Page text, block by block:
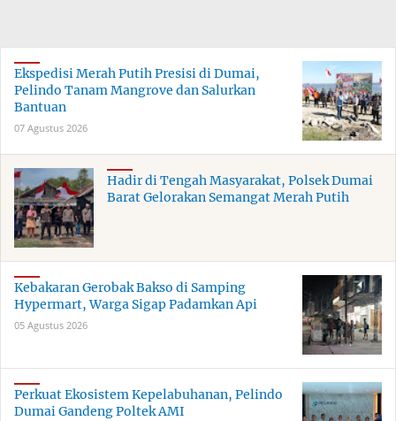
Ekspedisi Merah Putih Presisi di Dumai,
Pelindo Tanam Mangrove dan Salurkan
Bantuan
07 Agustus 2026
Hadir di Tengah Masyarakat, Polsek Dumai
Barat Gelorakan Semangat Merah Putih
Kebakaran Gerobak Bakso di Samping
Hypermart, Warga Sigap Padamkan Api
05 Agustus 2026
Perkuat Ekosistem Kepelabuhanan, Pelindo
Dumai Gandeng Poltek AMI